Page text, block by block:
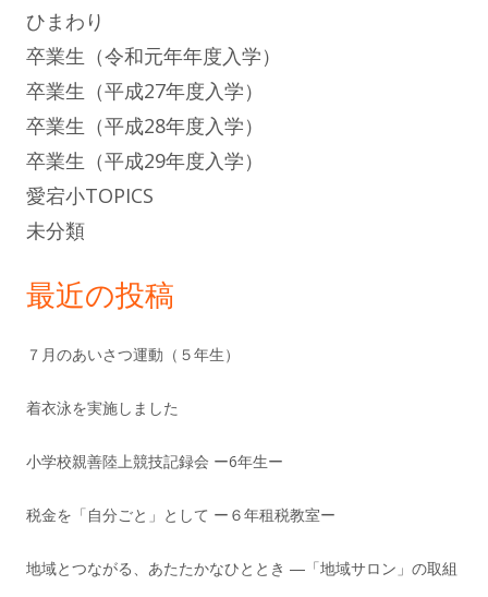
ひまわり
卒業生（令和元年年度入学）
卒業生（平成27年度入学）
卒業生（平成28年度入学）
卒業生（平成29年度入学）
愛宕小TOPICS
未分類
最近の投稿
７月のあいさつ運動（５年生）
着衣泳を実施しました
小学校親善陸上競技記録会 ー6年生ー
税金を「自分ごと」として ー６年租税教室ー
地域とつながる、あたたかなひととき ―「地域サロン」の取組